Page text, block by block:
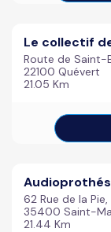
Le collectif
Route de Saint-
22100 Quévert
21.05 Km
62 Rue de la Pie,
35400 Saint-
21.44 Km